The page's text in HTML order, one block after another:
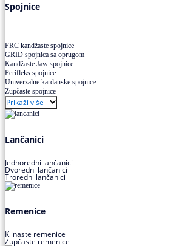
Spojnice
FRC kandžaste spojnice
GRID spojnica sa oprugom
Kandžaste Jaw spojnice
Perifleks spojnice
Univerzalne kardanske spojnice
Zupčaste spojnice
Prikaži više
Lančanici
Jednoredni lančanici
Dvoredni lančanici
Troredni lančanici
Remenice
Klinaste remenice
Zupčaste remenice